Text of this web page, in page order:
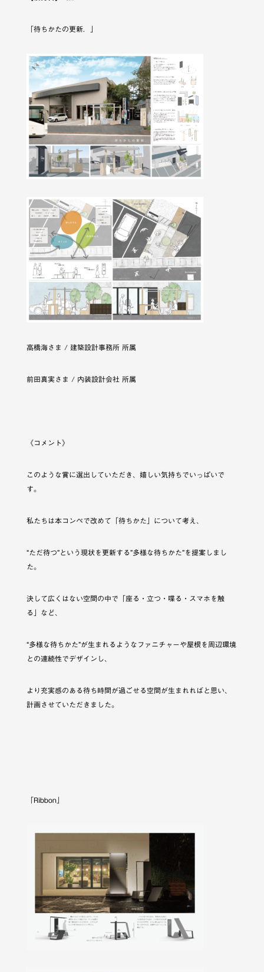
「待ちかたの更新．」
高橋海さま / 建築設計事務所 所属
前田真実さま / 内装設計会社 所属
《コメント》
このような賞に選出していただき、嬉しい気持ちでいっぱいで
す。
私たちは本コンペで改めて「待ちかた」について考え、
“ただ待つ”という現状を更新する”多様な待ちかた”を提案しまし
た。
決して広くはない空間の中で「座る・立つ・喋る・スマホを触
る」など、
“多様な待ちかた”が生まれるようなファニチャーや屋根を周辺環境
との連続性でデザインし、
より充実感のある待ち時間が過ごせる空間が生まれればと思い、
計画させていただきました。
「Ribbon」